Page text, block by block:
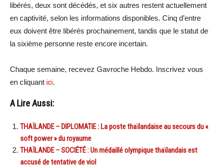
libérés, deux sont décédés, et six autres restent actuellement
en captivité, selon les informations disponibles. Cinq d’entre
eux doivent être libérés prochainement, tandis que le statut de
la sixième personne reste encore incertain.
Chaque semaine, recevez Gavroche Hebdo. Inscrivez vous
en cliquant ici.
A Lire Aussi:
THAÏLANDE – DIPLOMATIE : La poste thaïlandaise au secours du «
soft power » du royaume
THAÏLANDE – SOCIÉTÉ : Un médaillé olympique thaïlandais est
accusé de tentative de viol